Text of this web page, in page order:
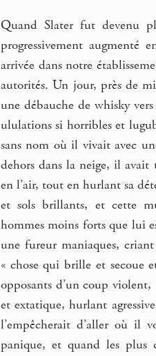
Quand Slater fut devenu
progressivement
arrivée dans notre
autorités. Un jour, près de
une débauche de whisky
ululations si horribles et
sans nom où il vivait avec
dehors dans la neige, il avait
en l’air, tout en hurlant sa
et sols brillants, et cette
hommes moins forts que lui
une fureur maniaques,
« chose qui brille et secoue
opposants d’un coup
et extatique, hurlant
l’empêcherait d’aller où il
panique, et quand les plus